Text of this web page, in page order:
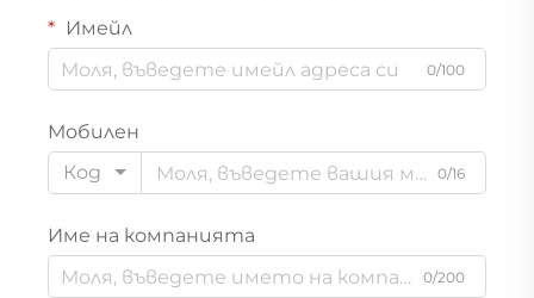
Имейл
0/100
Мобилен
Код
0/16
Име на компанията
0/200